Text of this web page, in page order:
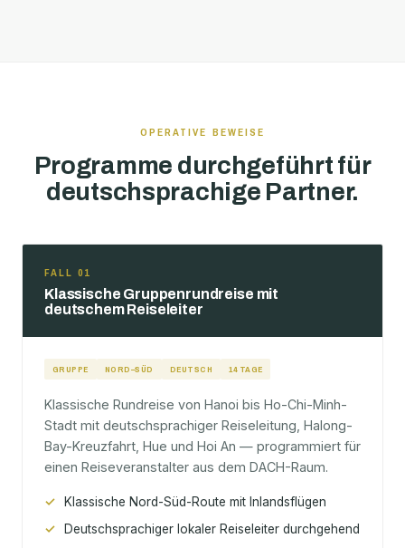
OPERATIVE BEWEISE
Programme durchgeführt für
deutschsprachige Partner.
FALL 01
Klassische Gruppenrundreise mit
deutschem Reiseleiter
GRUPPE NORD–SÜD DEUTSCH 14 TAGE
Klassische Rundreise von Hanoi bis Ho-Chi-Minh-
Stadt mit deutschsprachiger Reiseleitung, Halong-
Bay-Kreuzfahrt, Hue und Hoi An — programmiert für
einen Reiseveranstalter aus dem DACH-Raum.
Klassische Nord-Süd-Route mit Inlandsflügen
Deutschsprachiger lokaler Reiseleiter durchgehend